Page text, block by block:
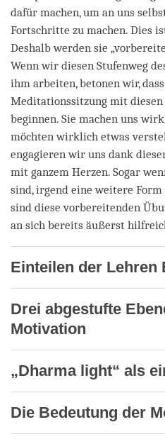
dafür machen, um an uns
Fortschritte zu machen. Dies
Deshalb werden sie
Wenn wir diesen Stufenweg
ihm arbeiten, betonen wir,
Meditationssitzung mit
beginnen. Sie machen uns
möchten wirklich etwas
engagieren wir uns dank
mit ganzem Herzen. Sogar
sind, irgend eine weitere
sind diese vorbereitenden
an sich bereits äußerst
Einteilen der Lehren
Drei abgestufte
Motivation
„Dharma light“ als
Die Bedeutung der